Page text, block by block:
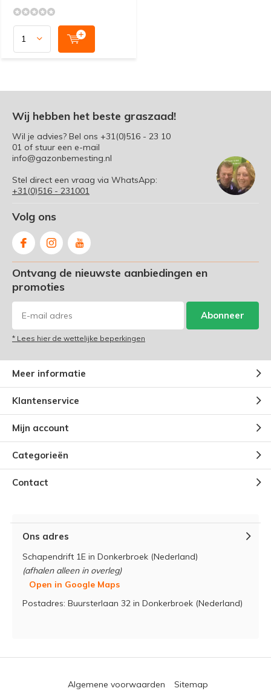
Wij hebben het beste graszaad!
Wil je advies? Bel ons +31(0)516 - 23 10
01 of stuur een e-mail
info@gazonbemesting.nl
Stel direct een vraag via WhatsApp:
+31(0)516 - 231001
Volg ons
Ontvang de nieuwste aanbiedingen en
promoties
Abonneer
* Lees hier de wettelijke beperkingen
Meer informatie
Klantenservice
Mijn account
Categorieën
Contact
Ons adres
Schapendrift 1E in Donkerbroek (Nederland)
(afhalen alleen in overleg)
Open in Google Maps
Postadres: Buursterlaan 32 in Donkerbroek (Nederland)
Algemene voorwaarden Sitemap